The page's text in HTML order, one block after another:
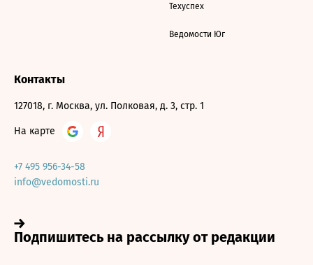
Техуспех
Ведомости Юг
Контакты
127018, г. Москва, ул. Полковая, д. 3, стр. 1
На карте
+7 495 956-34-58
info@vedomosti.ru